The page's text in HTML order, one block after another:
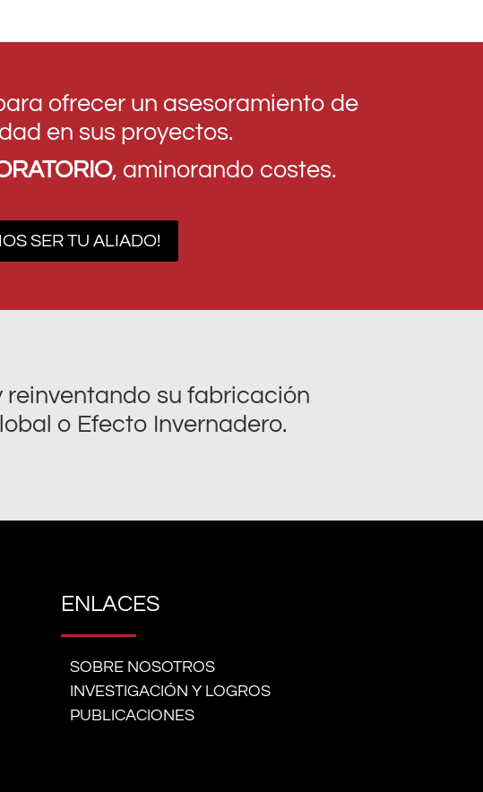
ofrecer un asesoramiento de
en sus proyectos.
, aminorando costes.
SER TU ALIADO!
reinventando su fabricación
o Efecto Invernadero.
ENLACES
SOBRE NOSOTROS
INVESTIGACIÓN Y LOGROS
PUBLICACIONES